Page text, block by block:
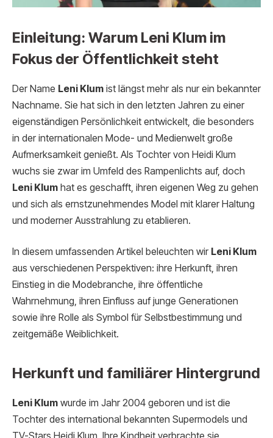
Einleitung: Warum Leni Klum im
Fokus der Öffentlichkeit steht
Der Name Leni Klum ist längst mehr als nur ein bekannter
Nachname. Sie hat sich in den letzten Jahren zu einer
eigenständigen Persönlichkeit entwickelt, die besonders
in der internationalen Mode- und Medienwelt große
Aufmerksamkeit genießt. Als Tochter von Heidi Klum
wuchs sie zwar im Umfeld des Rampenlichts auf, doch
Leni Klum hat es geschafft, ihren eigenen Weg zu gehen
und sich als ernstzunehmendes Model mit klarer Haltung
und moderner Ausstrahlung zu etablieren.
In diesem umfassenden Artikel beleuchten wir Leni Klum
aus verschiedenen Perspektiven: ihre Herkunft, ihren
Einstieg in die Modebranche, ihre öffentliche
Wahrnehmung, ihren Einfluss auf junge Generationen
sowie ihre Rolle als Symbol für Selbstbestimmung und
zeitgemäße Weiblichkeit.
Herkunft und familiärer Hintergrund
Leni Klum wurde im Jahr 2004 geboren und ist die
Tochter des international bekannten Supermodels und
TV-Stars Heidi Klum. Ihre Kindheit verbrachte sie